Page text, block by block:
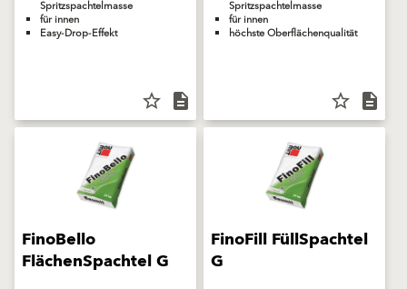
Spritzspachtelmasse
für innen
Easy-Drop-Effekt
star_border description
Spritzspachtelmasse
für innen
höchste Oberflächenqualität
star_border description
FinoBello
FlächenSpachtel G
FinoFill FüllSpachtel
G